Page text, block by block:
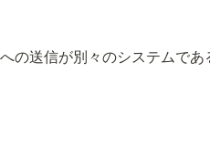
の送信が別々のシステムで